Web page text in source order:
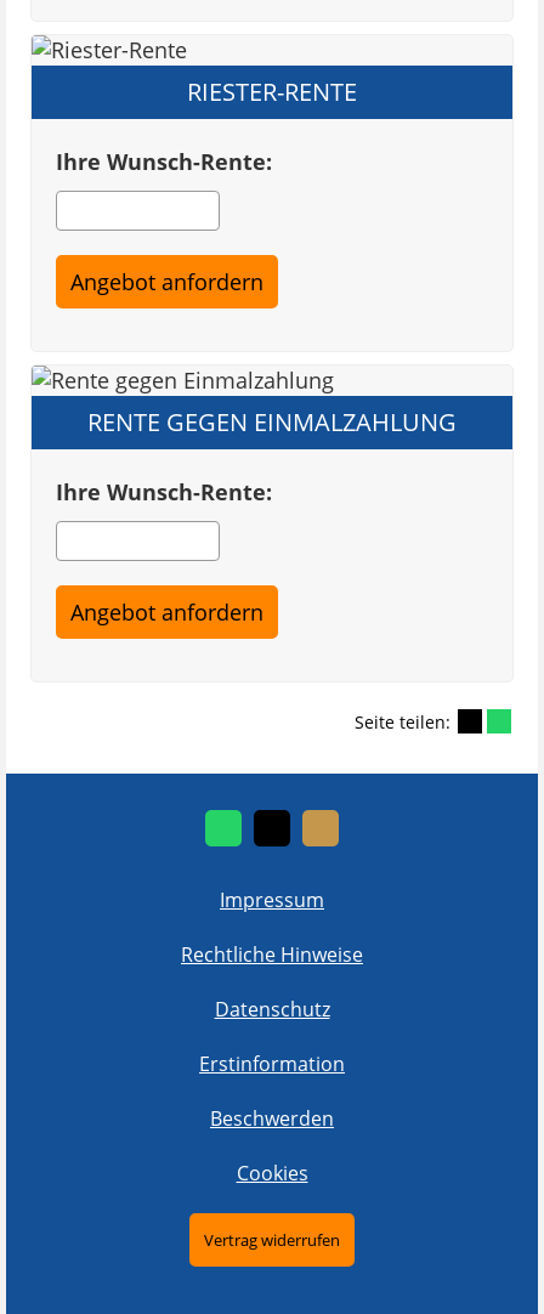
RIESTER-RENTE
Ihre Wunsch-Rente:
RENTE GEGEN EINMALZAHLUNG
Ihre Wunsch-Rente:
Seite teilen:
Impressum
Rechtliche Hinweise
Datenschutz
Erstinformation
Beschwerden
Cookies
Vertrag widerrufen